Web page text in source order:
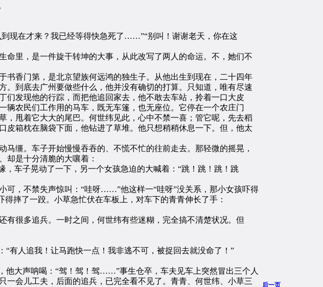
现在才来？我已经等得快急死了……”“别叫！谢谢老天，你在这
里，是一件旋干转坤的大事，从此改写了两人的命运。不，她们不
香门第，是北京望族何远鸿的独生子。从他出生到现在，二十四年
。到底去广州要做些什么，他并没有确切的打算。只知道，唯有尽速
发现他的行踪，而把他追回家去，他不敢去车站，拎着一口大皮
农民们工作用的马车，既无车篷，也无座位。它停在一个农庄门
甩着它大大的尾巴。何世纬见此，心中不禁一喜；管它呢，先去稻
箱枕在脑袋下面，他钻进了草堆。他只想稍稍休息一下。但，他太
缰。车子开始慢慢吞吞的、不慌不忙的往前走去。那轻微的摇晃，
却是十分清脆的大嚷着：
子晃动了一下，另一个女孩急迫的大喊着：“跳！跳！跳！跳
，不禁失声惊叫：“哇呀……”他这样一“哇呀”没关系，那小女孩吓得
摔了一跤。小草急忙伏在车板上，对车下的青青伸长了手：
很多追兵。一时之间，何世纬有些迷糊，完全搞不清楚状况。但
人追我！让马跑快一点！我非逃不可，被捉回去就没命了！”
大声呐喝：“驾！驾！驾……”事生仓卒，车夫见车上突然冒出三个人
会儿工夫，后面的追兵，已完全看不见了。青青、何世纬、小草三
后一页